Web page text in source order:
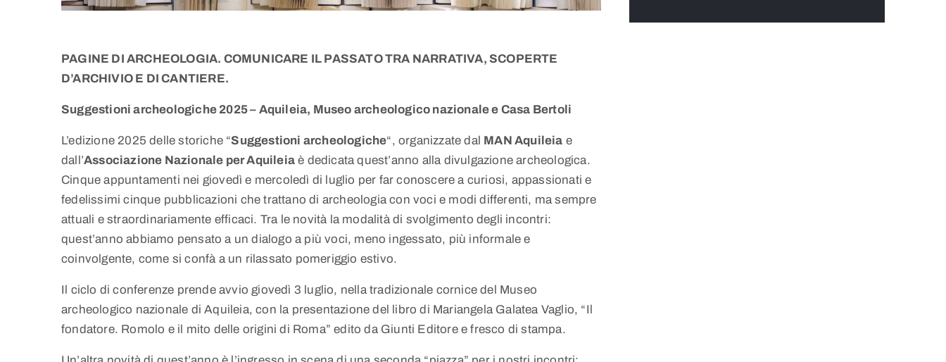
PAGINE DI ARCHEOLOGIA. COMUNICARE IL PASSATO TRA NARRATIVA, SCOPERTE
D’ARCHIVIO E DI CANTIERE.
Suggestioni archeologiche 2025 – Aquileia, Museo archeologico nazionale e Casa Bertoli
L’edizione 2025 delle storiche “Suggestioni archeologiche“, organizzate dal MAN Aquileia e
dall’Associazione Nazionale per Aquileia è dedicata quest’anno alla divulgazione archeologica.
Cinque appuntamenti nei giovedì e mercoledì di luglio per far conoscere a curiosi, appassionati e
fedelissimi cinque pubblicazioni che trattano di archeologia con voci e modi differenti, ma sempre
attuali e straordinariamente efficaci. Tra le novità la modalità di svolgimento degli incontri:
quest’anno abbiamo pensato a un dialogo a più voci, meno ingessato, più informale e
coinvolgente, come si confà a un rilassato pomeriggio estivo.
Il ciclo di conferenze prende avvio giovedì 3 luglio, nella tradizionale cornice del Museo
archeologico nazionale di Aquileia, con la presentazione del libro di Mariangela Galatea Vaglio, “Il
fondatore. Romolo e il mito delle origini di Roma” edito da Giunti Editore e fresco di stampa.